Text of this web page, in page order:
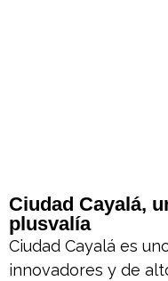
Ciudad Cayalá,
plusvalía
Ciudad Cayalá es
innovadores y de